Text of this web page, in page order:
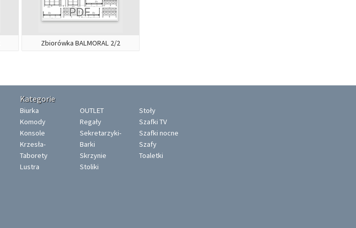
Zbiorówka BALMORAL 2/2
Kategorie
Biurka
Komody
Konsole
Krzesła-
Taborety
Lustra
OUTLET
Regały
Sekretarzyki-
Barki
Skrzynie
Stoliki
Stoły
Szafki TV
Szafki nocne
Szafy
Toaletki